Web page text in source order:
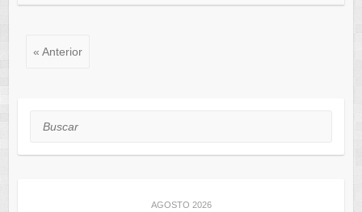
« Anterior
Buscar
AGOSTO 2026